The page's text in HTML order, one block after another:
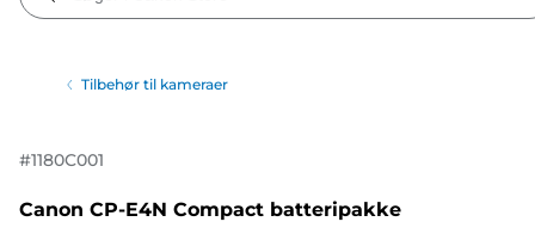
Tilbehør til kameraer
#1180C001
Canon CP-E4N Compact batteripakke